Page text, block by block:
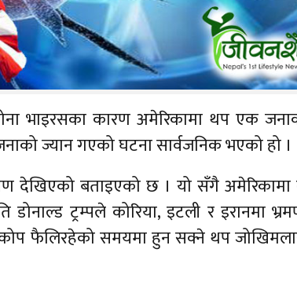
भाइरसका कारण अमेरिकामा थप एक
ज्यान गएको घटना सार्वजनिक भएको हो ।
देखिएको बताइएको छ । यो सँगै अमेरिकामा
ट्रम्पले कोरिया, इटली र इरानमा
फैलिरहेको समयमा हुन सक्ने थप